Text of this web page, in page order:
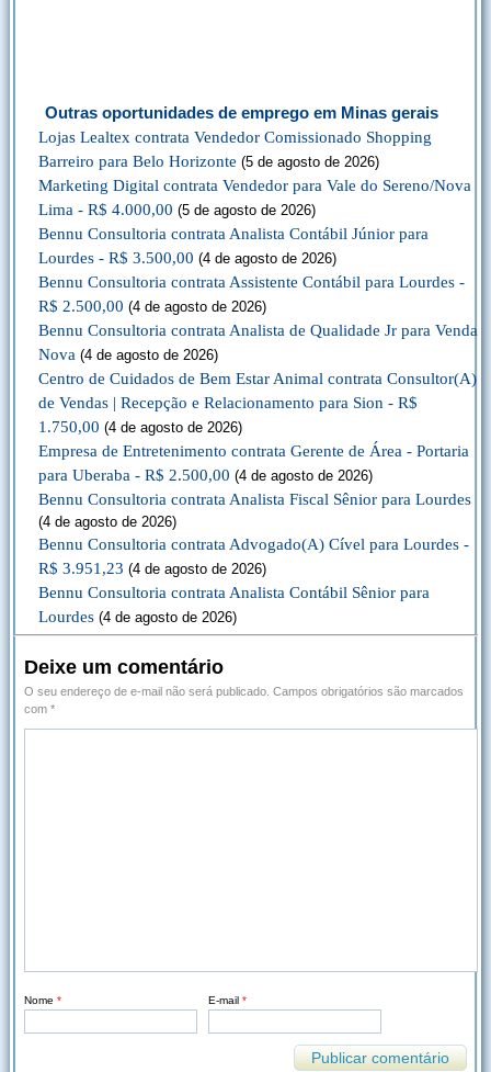
Outras oportunidades de emprego em Minas gerais
Lojas Lealtex contrata Vendedor Comissionado Shopping
Barreiro para Belo Horizonte (5 de agosto de 2026)
Marketing Digital contrata Vendedor para Vale do Sereno/Nova
Lima - R$ 4.000,00 (5 de agosto de 2026)
Bennu Consultoria contrata Analista Contábil Júnior para
Lourdes - R$ 3.500,00 (4 de agosto de 2026)
Bennu Consultoria contrata Assistente Contábil para Lourdes -
R$ 2.500,00 (4 de agosto de 2026)
Bennu Consultoria contrata Analista de Qualidade Jr para Venda
Nova (4 de agosto de 2026)
Centro de Cuidados de Bem Estar Animal contrata Consultor(A)
de Vendas | Recepção e Relacionamento para Sion - R$
1.750,00 (4 de agosto de 2026)
Empresa de Entretenimento contrata Gerente de Área - Portaria
para Uberaba - R$ 2.500,00 (4 de agosto de 2026)
Bennu Consultoria contrata Analista Fiscal Sênior para Lourdes
(4 de agosto de 2026)
Bennu Consultoria contrata Advogado(A) Cível para Lourdes -
R$ 3.951,23 (4 de agosto de 2026)
Bennu Consultoria contrata Analista Contábil Sênior para
Lourdes (4 de agosto de 2026)
Deixe um comentário
O seu endereço de e-mail não será publicado. Campos obrigatórios são marcados
com *
Nome * E-mail *